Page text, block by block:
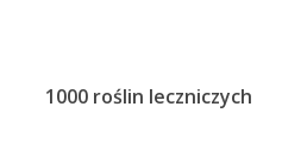
1000 roślin leczniczych